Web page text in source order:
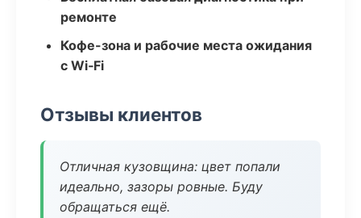
ремонте
Кофе-зона и рабочие места ожидания
с Wi‑Fi
Отзывы клиентов
Отличная кузовщина: цвет попали
идеально, зазоры ровные. Буду
обращаться ещё.